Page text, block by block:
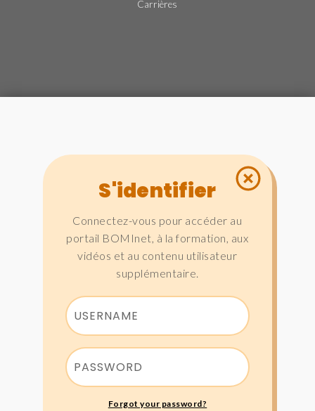
Carrières
S'identifier
Connectez-vous pour accéder au
portail BOMInet, à la formation, aux
vidéos et au contenu utilisateur
supplémentaire.
Forgot your password?